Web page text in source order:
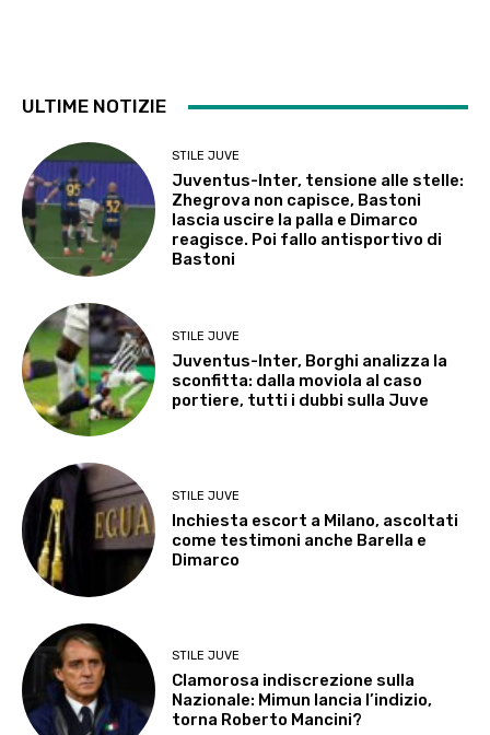
ULTIME NOTIZIE
STILE JUVE
Juventus-Inter, tensione alle stelle:
Zhegrova non capisce, Bastoni
lascia uscire la palla e Dimarco
reagisce. Poi fallo antisportivo di
Bastoni
STILE JUVE
Juventus-Inter, Borghi analizza la
sconfitta: dalla moviola al caso
portiere, tutti i dubbi sulla Juve
STILE JUVE
Inchiesta escort a Milano, ascoltati
come testimoni anche Barella e
Dimarco
STILE JUVE
Clamorosa indiscrezione sulla
Nazionale: Mimun lancia l’indizio,
torna Roberto Mancini?